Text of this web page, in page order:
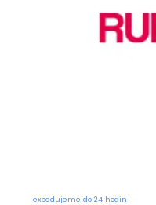
expedujeme do 24 hodin